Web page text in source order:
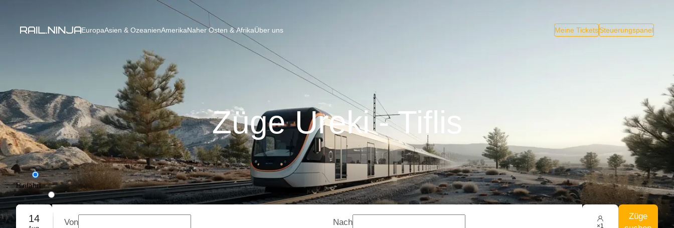
EuropaAsien & OzeanienAmerikaNaher Osten & AfrikaÜber uns Meine TicketsSteuerungspanel
Züge Ureki - Tiflis
Hinfahrt
Rückfahrt
Gruppenbuchung
14 Von Nach ×1
Züge